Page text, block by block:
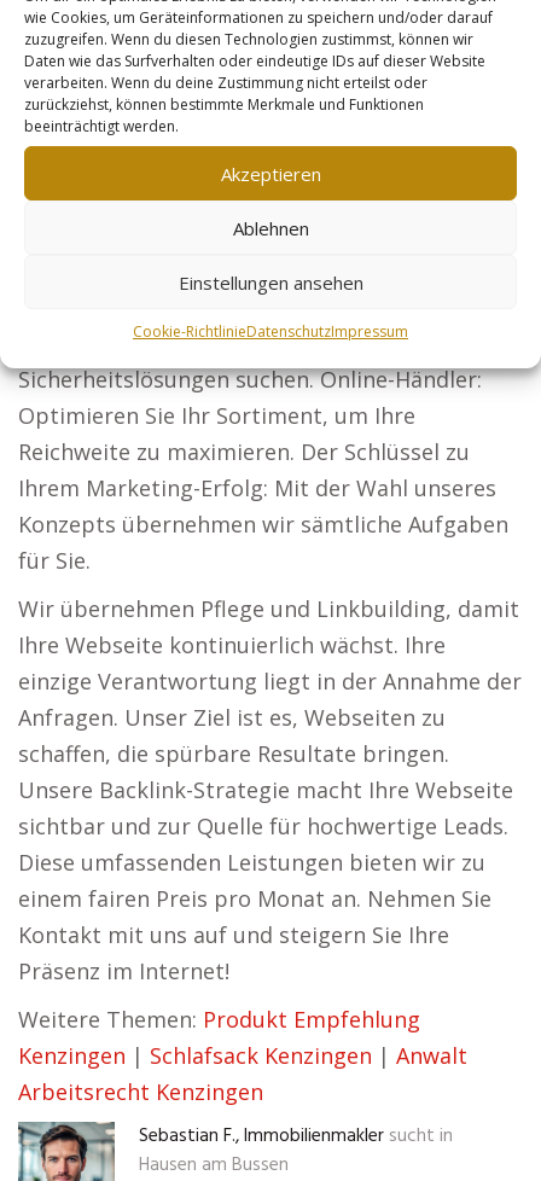
wie Cookies, um Geräteinformationen zu speichern und/oder darauf
zuzugreifen. Wenn du diesen Technologien zustimmst, können wir
Daten wie das Surfverhalten oder eindeutige IDs auf dieser Website
verarbeiten. Wenn du deine Zustimmung nicht erteilst oder
zurückziehst, können bestimmte Merkmale und Funktionen
beeinträchtigt werden.
Akzeptieren
Ablehnen
Einstellungen ansehen
Cookie-RichtlinieDatenschutzImpressum
mit großem Reichweitenbedarf, darunter:
Anwälte: Werden Sie deutschlandweit sichtbar
und gewinnen Sie neue Klienten. Zeigen Sie als
Architekt Ihre Projekte und überzeugen Sie
Steuerberater: Lassen Sie Ihre Leistungen für
Firmen und Privatpersonen sichtbar werden.
Unternehmen und Veranstaltungen, die
Sicherheitslösungen suchen. Online-Händler:
Optimieren Sie Ihr Sortiment, um Ihre
Reichweite zu maximieren. Der Schlüssel zu
Ihrem Marketing-Erfolg: Mit der Wahl unseres
Konzepts übernehmen wir sämtliche Aufgaben
für Sie.
Wir übernehmen Pflege und Linkbuilding, damit
Ihre Webseite kontinuierlich wächst. Ihre
einzige Verantwortung liegt in der Annahme der
Anfragen. Unser Ziel ist es, Webseiten zu
schaffen, die spürbare Resultate bringen.
Unsere Backlink-Strategie macht Ihre Webseite
sichtbar und zur Quelle für hochwertige Leads.
Diese umfassenden Leistungen bieten wir zu
einem fairen Preis pro Monat an. Nehmen Sie
Kontakt mit uns auf und steigern Sie Ihre
Präsenz im Internet!
Weitere Themen: Produkt Empfehlung
Kenzingen | Schlafsack Kenzingen | Anwalt
Arbeitsrecht Kenzingen
Sebastian F., Immobilienmakler sucht in
Hausen am Bussen